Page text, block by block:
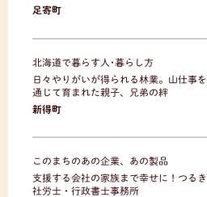
足寄町
北海道で暮らす人･暮らし方
日々やりがいが得られる林業。山仕事を
通じて育まれた親子、兄弟の絆
新得町
このまちのあの企業、あの製品
支援する会社の家族まで幸せに！つるき
社労士・行政書士事務所